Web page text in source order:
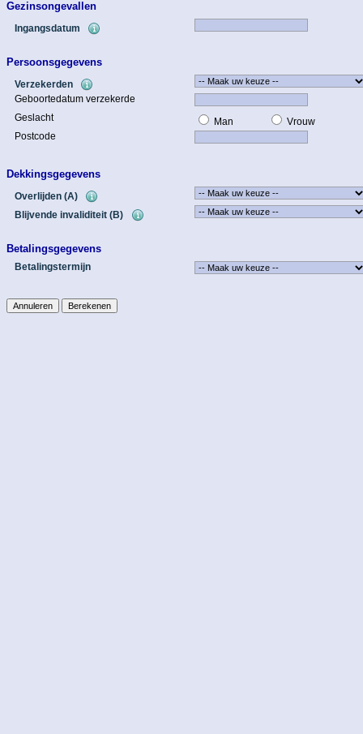
Gezinsongevallen
Ingangsdatum
Persoonsgegevens
Verzekerden
Geboortedatum verzekerde
Geslacht
Man
Vrouw
Postcode
Dekkingsgegevens
Overlijden (A)
Blijvende invaliditeit (B)
Betalingsgegevens
Betalingstermijn